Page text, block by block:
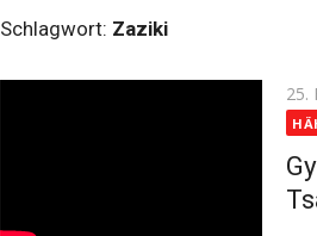
Schlagwort: Zaziki
on
25.